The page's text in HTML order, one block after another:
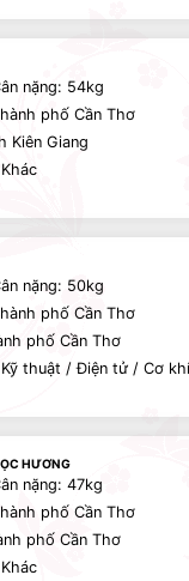
nặng: 54kg
phố Cần Thơ
Kiên Giang
nặng: 50kg
phố Cần Thơ
phố Cần Thơ
thuật / Điện tử / Cơ khí
HƯƠNG
nặng: 47kg
phố Cần Thơ
phố Cần Thơ